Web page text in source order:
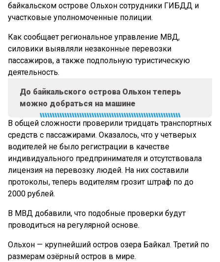
байкальском острове Ольхон сотрудники ГИБДД и
участковые уполномоченные полиции.
Как сообщает региональное управление МВД,
силовики выявляли незаконные перевозки
пассажиров, а также подпольную туристическую
деятельность.
До байкальского острова Ольхон теперь
можно добраться на машине
В общей сложности проверили тридцать транспортных
средств с пассажирами. Оказалось, что у четверых
водителей не было регистрации в качестве
индивидуального предпринимателя и отсутствовала
лицензия на перевозку людей. На них составили
протоколы, теперь водителям грозит штраф по до
2000 рублей.
В МВД добавили, что подобные проверки будут
проводиться на регулярной основе.
Ольхон — крупнейший остров озера Байкал. Третий по
размерам озёрный остров в мире.